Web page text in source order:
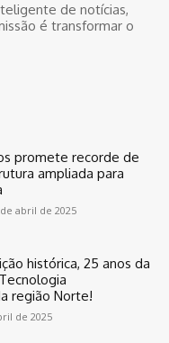
de notícias,
é transformar o
promete recorde de
ampliada para
abril de 2025
histórica, 25 anos da
região Norte!
de 2025